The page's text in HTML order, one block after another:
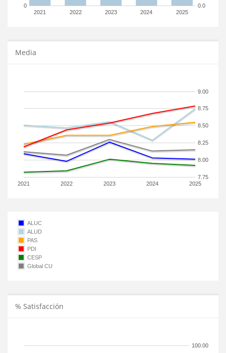
2021 2022 2023 2024 2025
0 0.0
Media
2021 2022 2023 2024 2025
7.75
8.00
8.25
8.50
8.75
9.00
ALUC
ALUD
PAS
PDI
CESP
Global CU
% Satisfacción
100.00